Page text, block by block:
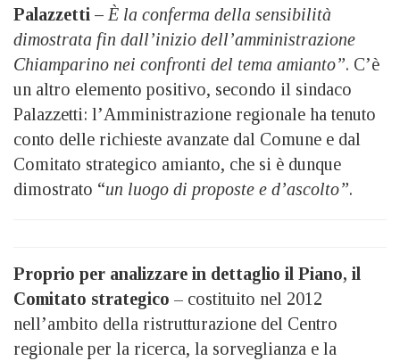
Palazzetti – È la conferma della sensibilità
dimostrata fin dall’inizio dell’amministrazione
Chiamparino nei confronti del tema amianto”. C’è
un altro elemento positivo, secondo il sindaco
Palazzetti: l’Amministrazione regionale ha tenuto
conto delle richieste avanzate dal Comune e dal
Comitato strategico amianto, che si è dunque
dimostrato “un luogo di proposte e d’ascolto”.
Proprio per analizzare in dettaglio il Piano, il
Comitato strategico – costituito nel 2012
nell’ambito della ristrutturazione del Centro
regionale per la ricerca, la sorveglianza e la